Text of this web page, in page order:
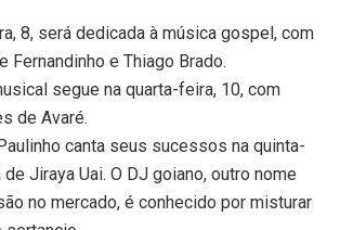
8, será dedicada à música gospel, com
Fernandinho e Thiago Brado.
segue na quarta-feira, 10, com
de Avaré.
canta seus sucessos na quinta-
Jiraya Uai. O DJ goiano, outro nome
no mercado, é conhecido por misturar